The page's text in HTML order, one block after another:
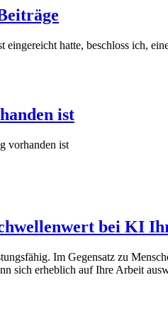
hatte, beschloss ich,
ist
vorhanden ist
bei KI
Im Gegensatz zu
sich erheblich auf Ihre Arbeit